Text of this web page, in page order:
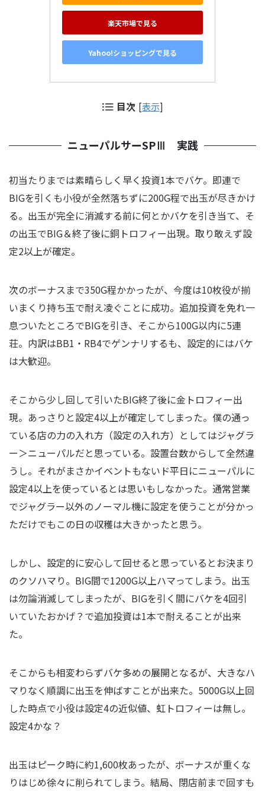
楽天市場で見る
Yahoo!ショッピングで見る
目次 [表示]
ニューパルサーSPⅢ 実践
初当たりまでは素晴らしく早く投資1本でバケ。即連で
BIGを引くも小役が全然落ちずに200G程で出玉が尽きかけ
る。出玉が完全に消滅する前に何とかバケを引き当て、そ
の出玉でBIG＆終了後に銅トロフィー出現。取り敢えず設
定2以上が確定。
次のボーナスまで350G程かかったが、今度は10枚役が揃
いまくり持ち玉で耐え凌ぐことに成功。追加投資を免れ一
息ついたところでBIGを引き、そこから100G以内に5連
荘。内訳はBB1・RB4でゲンナリするも、設定的にはバケ
は大歓迎。
そこから少し回して引いたBIG終了後に金トロフィー出
現。あっさりと設定4以上が確定してしまった。僕の通っ
ている店の力の入れ方（設定の入れ方）としてはジャグラ
ー＞ニューパルだと思っている。設置台数からして全然違
うし。それがまさかイベントもないド平日にニューパルに
設定4以上を使っているとは思いもしなかった。通常営業
でジャグラー以外のノーマル機に設定を使うことが分かっ
ただけでもこの日の収穫は大きかったと思う。
しかし、設定的に安心して回せると思っているとお決まり
のクソハマり。BIG間で1200G以上ハマってしまう。出玉
は勿論消滅してしまったが、BIGを引く間にバケを4回引
いていたおかげ？で追加投資は1本で耐えることが出来
た。
そこからも相変わらずバケ多めの展開となるが、大きなハ
マりなく順調に出玉を伸ばすことが出来た。5000G以上回
した時点で小役は設定4の近似値、虹トロフィーは無し。
設定4かな？
出玉はピーク時に約1,600枚あったが、ボーナスが重くな
りはじめ徐々に削られてしまう。結局、閉店前まで回すも